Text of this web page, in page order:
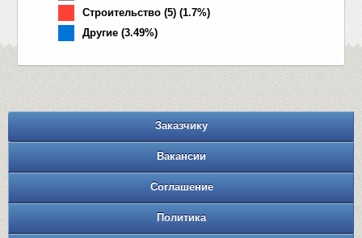
Строительство (5) (1.7%)
Другие (3.49%)
Заказчику
Вакансии
Соглашение
Политика